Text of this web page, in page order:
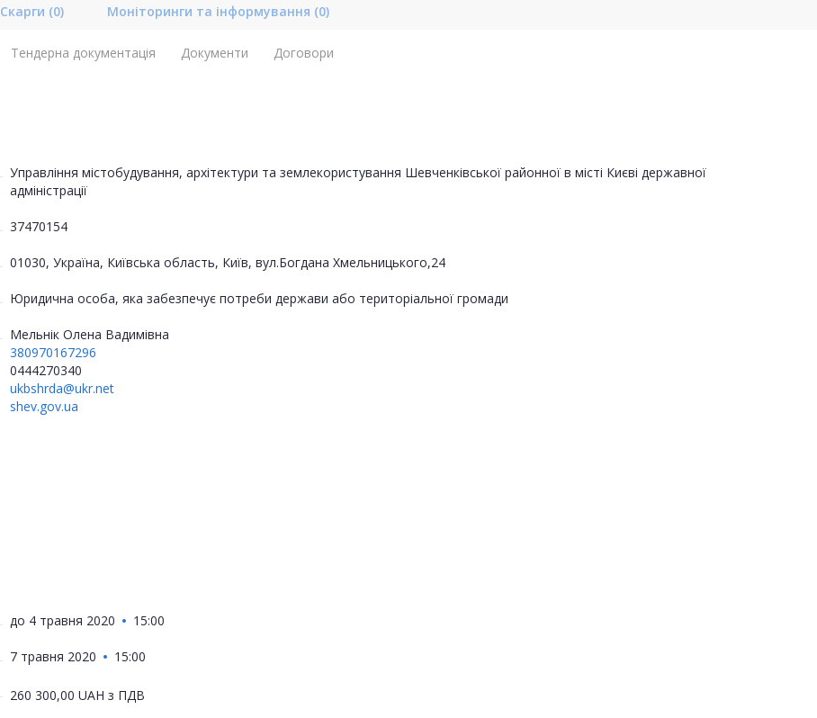
Скарги (0) Моніторинги та інформування (0)
Тендерна документація Документи Договори
Управління містобудування, архітектури та землекористування Шевченківської районної в місті Києві державної
адміністрації
37470154
01030, Україна, Київська область, Київ, вул.Богдана Хмельницького,24
Юридична особа, яка забезпечує потреби держави або територіальної громади
Мельнік Олена Вадимівна
380970167296
0444270340
ukbshrda@ukr.net
shev.gov.ua
до 4 травня 2020 15:00
7 травня 2020 15:00
260 300,00 UAH з ПДВ